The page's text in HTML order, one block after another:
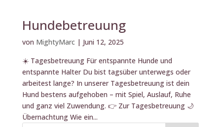
Hundebetreuung
von MightyMarc| Juni 12, 2025
☀️ Tagesbetreuung Für entspannte Hunde und
entspannte Halter Du bist tagsüber unterwegs oder
arbeitest lange? In unserer Tagesbetreuung ist dein
Hund bestens aufgehoben – mit Spiel, Auslauf, Ruhe
und ganz viel Zuwendung. 👉 Zur Tagesbetreuung 🌙
Übernachtung Wie ein...